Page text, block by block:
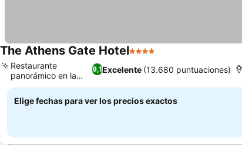
The Athens Gate Hotel4 Estrellas
9,1Excelente (13.680 puntuaciones)
Restaurante
panorámico en la
azotea
Elige fechas para ver los precios exactos